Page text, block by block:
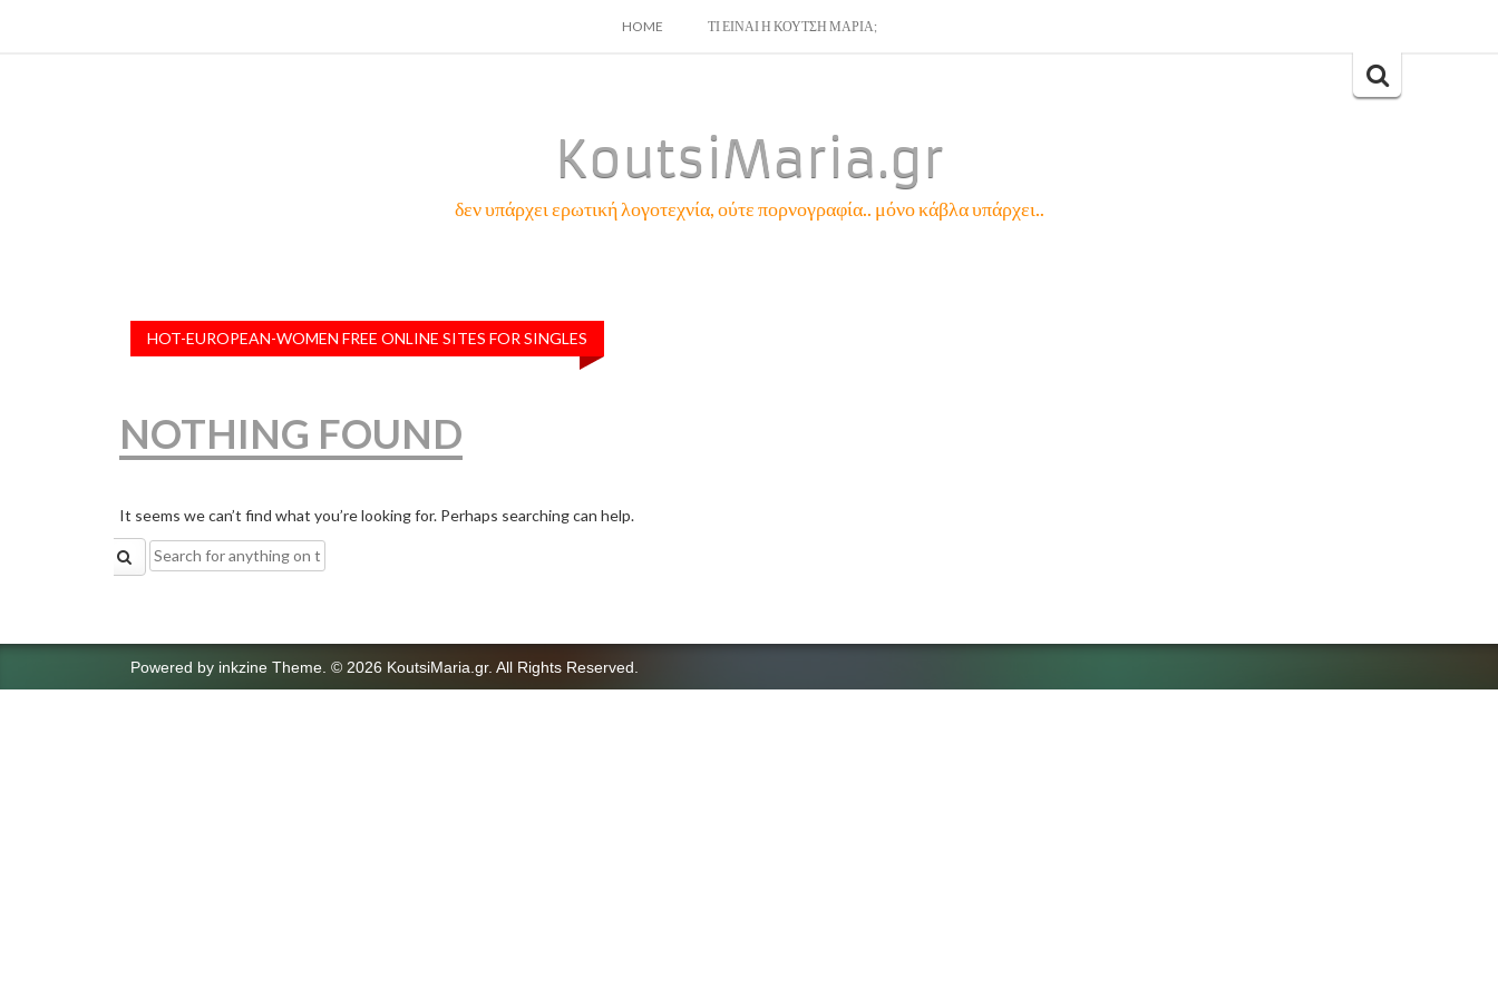
SKIP
HOME ΤΙ ΕΙΝΑΙ Η ΚΟΥΤΣΗ ΜΑΡΙΑ;
Search
KoutsiMaria.gr
δεν υπάρχει ερωτική λογοτεχνία, ούτε πορνογραφία.. μόνο κάβλα υπάρχει..
HOT-EUROPEAN-WOMEN FREE ONLINE SITES FOR SINGLES
NOTHING FOUND
It seems we can’t find what you’re looking for. Perhaps searching can help.
Search
for:
Powered by inkzine Theme © 2026 KoutsiMaria.gr. All Rights Reserved.